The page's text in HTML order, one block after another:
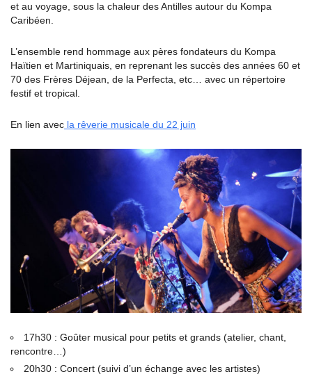
et au voyage, sous la chaleur des Antilles autour du Kompa
Caribéen.
L’ensemble rend hommage aux pères fondateurs du Kompa
Haïtien et Martiniquais, en reprenant les succès des années 60 et
70 des Frères Déjean, de la Perfecta, etc… avec un répertoire
festif et tropical.
En lien avec la rêverie musicale du 22 juin
17h30 : Goûter musical pour petits et grands (atelier, chant,
rencontre…)
20h30 : Concert (suivi d’un échange avec les artistes)